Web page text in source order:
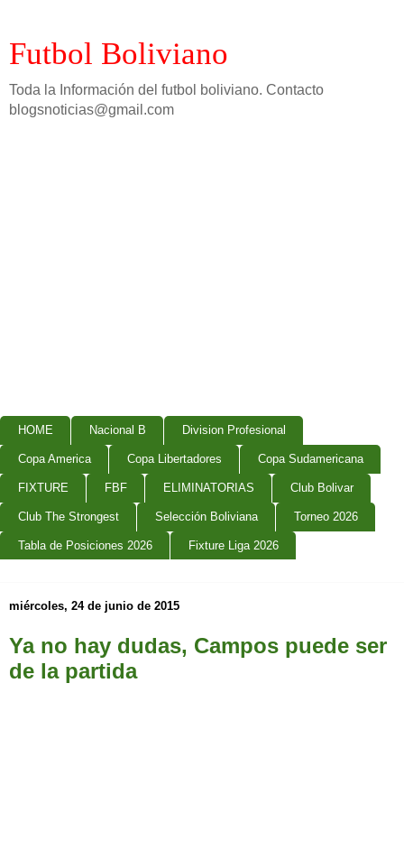
Futbol Boliviano
Toda la Información del futbol boliviano. Contacto
blogsnoticias@gmail.com
HOME Nacional B Division Profesional
Copa America Copa Libertadores Copa Sudamericana
FIXTURE FBF ELIMINATORIAS Club Bolivar
Club The Strongest Selección Boliviana Torneo 2026
Tabla de Posiciones 2026 Fixture Liga 2026
miércoles, 24 de junio de 2015
Ya no hay dudas, Campos puede ser
de la partida